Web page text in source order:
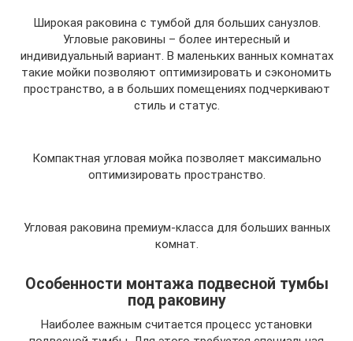
Широкая раковина с тумбой для больших санузлов.
Угловые раковины – более интересный и
индивидуальный вариант. В маленьких ванных комнатах
такие мойки позволяют оптимизировать и сэкономить
пространство, а в больших помещениях подчеркивают
стиль и статус.
Компактная угловая мойка позволяет максимально
оптимизировать пространство.
Угловая раковина премиум-класса для больших ванных
комнат.
Особенности монтажа подвесной тумбы
под раковину
Наиболее важным считается процесс установки